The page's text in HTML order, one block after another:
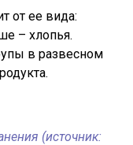
от ее вида:
– хлопья.
в развесном
(источник: